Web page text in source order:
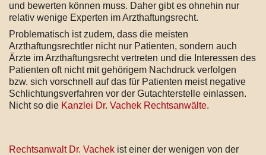
und bewerten können muss. Daher gibt es ohnehin nur
relativ wenige Experten im Arzthaftungsrecht.
Problematisch ist zudem, dass die meisten
Arzthaftungsrechtler nicht nur Patienten, sondern auch
Ärzte im Arzthaftungsrecht vertreten und die Interessen des
Patienten oft nicht mit gehörigem Nachdruck verfolgen
bzw. sich vorschnell auf das für Patienten meist negative
Schlichtungsverfahren vor der Gutachterstelle einlassen.
Nicht so die Kanzlei Dr. Vachek Rechtsanwälte.
Rechtsanwalt Dr. Vachek ist einer der wenigen von der